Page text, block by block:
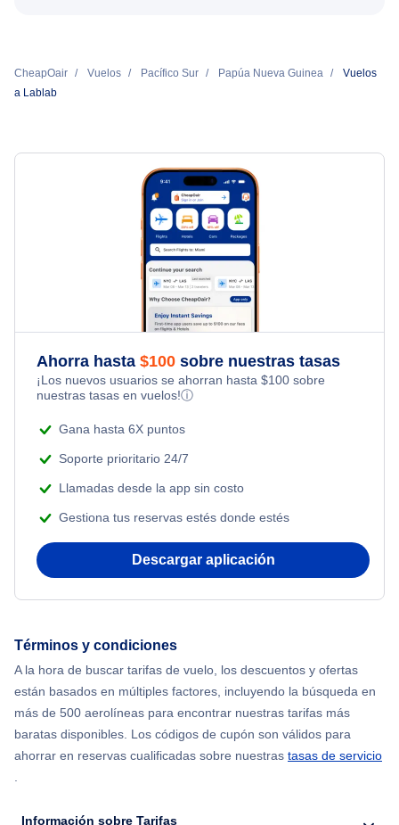
CheapOair Vuelos Pacífico Sur Papúa Nueva Guinea
Vuelos
a Lablab
Ahorra hasta $100 sobre nuestras tasas
¡Los nuevos usuarios se ahorran hasta $100 sobre
nuestras tasas en vuelos!ⓘ
Gana hasta 6X puntos
Soporte prioritario 24/7
Llamadas desde la app sin costo
Gestiona tus reservas estés donde estés
Descargar aplicación
Términos y condiciones
A la hora de buscar tarifas de vuelo, los descuentos y ofertas
están basados en múltiples factores, incluyendo la búsqueda en
más de 500 aerolíneas para encontrar nuestras tarifas más
baratas disponibles. Los códigos de cupón son válidos para
ahorrar en reservas cualificadas sobre nuestras tasas de servicio
.
Información sobre Tarifas